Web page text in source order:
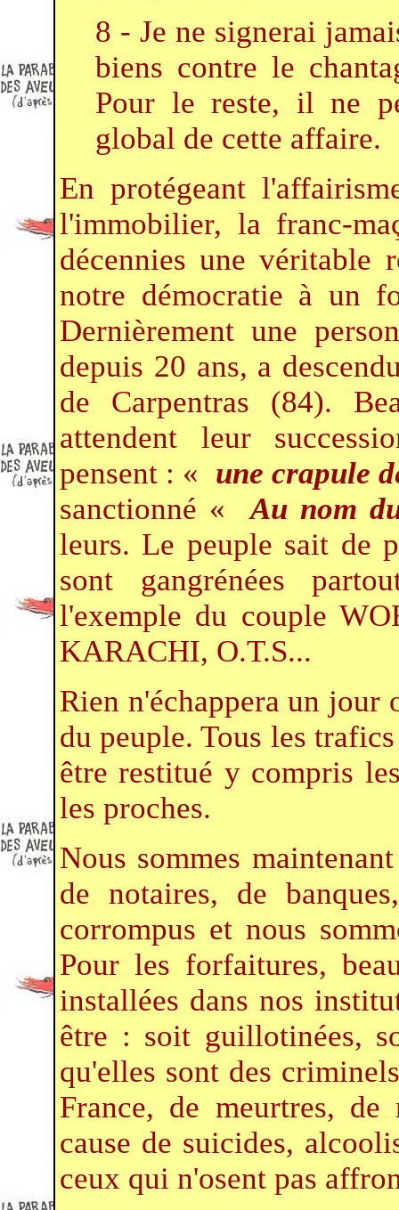
8 - Je ne signerai
biens contre le
Pour le reste, il ne
global de cette affaire.
En protégeant
l'immobilier, la franc-
décennies une véritable
notre démocratie à un
Dernièrement une
depuis 20 ans, a
de Carpentras (84).
attendent leur
pensent : « une crapule
sanctionné «Au nom
leurs. Le peuple sait de
sont gangrénées
l'exemple du couple
KARACHI, O.T.S...
Rien n'échappera un
du peuple. Tous les
être restitué y compris
les proches.
Nous sommes
de notaires, de
corrompus et nous
Pour les forfaitures,
installées dans nos
être : soit guillotinées,
qu'elles sont des
France, de meurtres,
cause de suicides,
ceux qui n'osent pas